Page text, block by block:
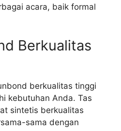
acara, baik formal
Berkualitas
berkualitas tinggi
kebutuhan Anda. Tas
sintetis berkualitas
sama dengan